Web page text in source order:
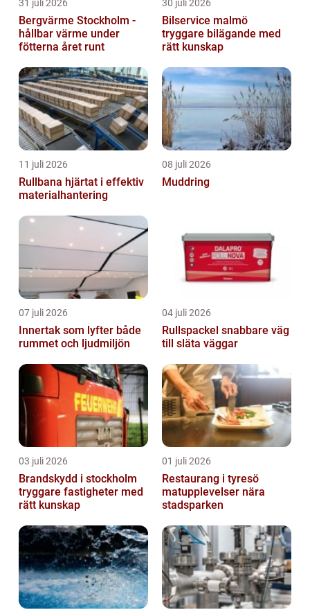
31 juli 2026
Bergvärme Stockholm -
hållbar värme under
fötterna året runt
30 juli 2026
Bilservice malmö
tryggare bilägande med
rätt kunskap
11 juli 2026
Rullbana hjärtat i effektiv
materialhantering
08 juli 2026
Muddring
07 juli 2026
Innertak som lyfter både
rummet och ljudmiljön
04 juli 2026
Rullspackel snabbare väg
till släta väggar
03 juli 2026
Brandskydd i stockholm
tryggare fastigheter med
rätt kunskap
01 juli 2026
Restaurang i tyresö
matupplevelser nära
stadsparken